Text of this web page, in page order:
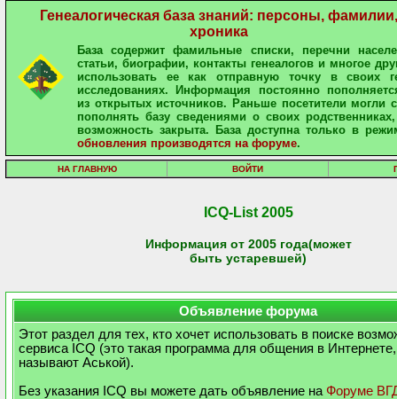
Генеалогическая база знаний: персоны, фамилии,
хроника
База содержит фамильные списки, перечни
статьи, биографии, контакты генеалогов и многое
использовать ее как отправную точку в своих
исследованиях. Информация постоянно
из открытых источников. Раньше посетители могли
пополнять базу сведениями о своих
возможность закрыта. База доступна только в
обновления производятся на форуме.
НА ГЛАВНУЮ ВОЙТИ
ICQ-List 2005
Информация от 2005 года(может
быть устаревшей)
Объявление форума
Этот раздел для тех, кто хочет использовать в поиске
сервиса ICQ (это такая программа для общения в
называют Аськой).
Без указания ICQ вы можете дать объявление на Форуме